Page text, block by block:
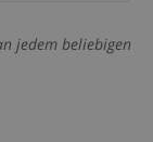
jedem beliebigen